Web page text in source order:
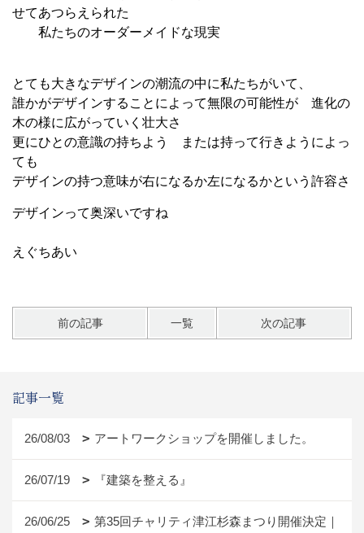
せてあつらえられた
私たちのオーダーメイドな現実
とても大きなデザインの潮流の中に私たちがいて、
誰かがデザインすることによって無限の可能性が 進化の
木の様に広がっていく壮大さ
更にひとの意識の持ちよう または持って行きようによっ
ても
デザインの持つ意味が右になるか左になるかという許容さ
デザインって奥深いですね
えぐちあい
前の記事 一覧 次の記事
記事一覧
26/08/03 アートワークショップを開催しました。
26/07/19 『建築を整える』
26/06/25 第35回チャリティ津江杉森まつり開催決定｜